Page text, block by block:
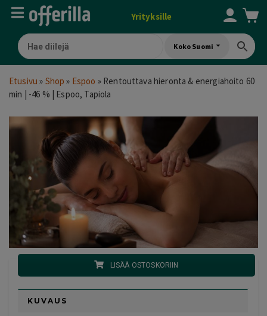
Yrityksille
Koko Suomi
Etusivu » Shop » Espoo » Rentouttava hieronta & energiahoito 60
min | -46 % | Espoo, Tapiola
LISÄÄ OSTOSKORIIN
KUVAUS